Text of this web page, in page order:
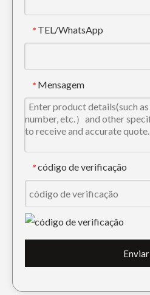
* TEL/WhatsApp
* Mensagem
* código de verificação
Enviar